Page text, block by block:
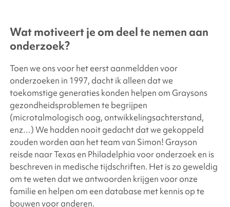
Wat motiveert je om deel te nemen aan
onderzoek?
Toen we ons voor het eerst aanmeldden voor
onderzoeken in 1997, dacht ik alleen dat we
toekomstige generaties konden helpen om Graysons
gezondheidsproblemen te begrijpen
(microtalmologisch oog, ontwikkelingsachterstand,
enz…) We hadden nooit gedacht dat we gekoppeld
zouden worden aan het team van Simon! Grayson
reisde naar Texas en Philadelphia voor onderzoek en is
beschreven in medische tijdschriften. Het is zo geweldig
om te weten dat we antwoorden krijgen voor onze
familie en helpen om een database met kennis op te
bouwen voor anderen.